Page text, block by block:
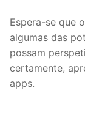
Espera-se que
algumas das
possam
certamente,
apps.